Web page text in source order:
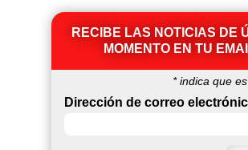
RECIBE LAS NOTICIAS DE
MOMENTO EN TU
*indica que
Dirección de correo